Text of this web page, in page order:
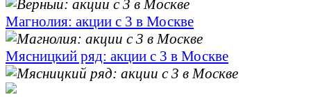
Магнолия: акции с 3 в Москве
Мясницкий ряд: акции с 3 в Москве